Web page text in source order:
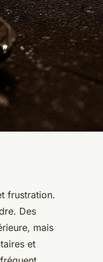
frustration.
Des
mais
et